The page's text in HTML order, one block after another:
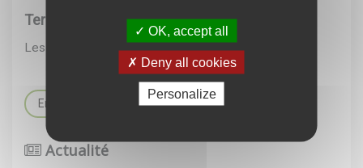
Tercé Détente Loisirs : les activités cet été
Les rendez-vous jusqu'en septembre
En savoir +
Actualité
OK, accept all
Deny all cookies
Personalize